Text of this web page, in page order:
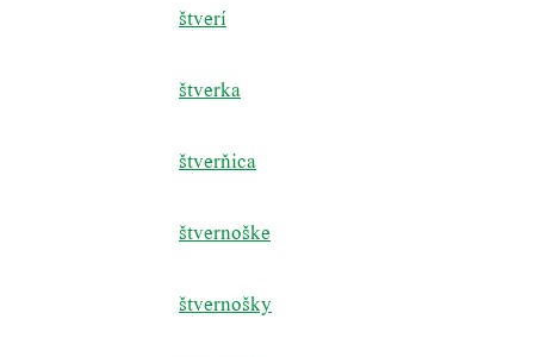
štverí
štverka
štverňica
štvernoške
štvernošky